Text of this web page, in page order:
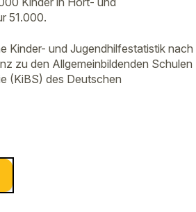
51.000.
Kinder- und Jugendhilfestatistik nach
zu den Allgemeinbildenden Schulen
(KiBS) des Deutschen